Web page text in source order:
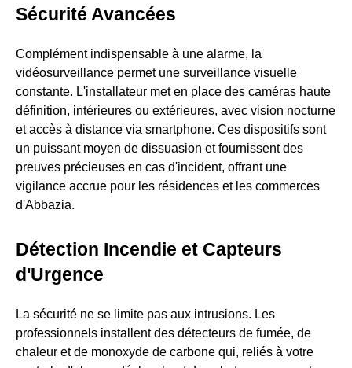
Sécurité Avancées
Complément indispensable à une alarme, la
vidéosurveillance permet une surveillance visuelle
constante. L'installateur met en place des caméras haute
définition, intérieures ou extérieures, avec vision nocturne
et accès à distance via smartphone. Ces dispositifs sont
un puissant moyen de dissuasion et fournissent des
preuves précieuses en cas d'incident, offrant une
vigilance accrue pour les résidences et les commerces
d'Abbazia.
Détection Incendie et Capteurs
d'Urgence
La sécurité ne se limite pas aux intrusions. Les
professionnels installent des détecteurs de fumée, de
chaleur et de monoxyde de carbone qui, reliés à votre